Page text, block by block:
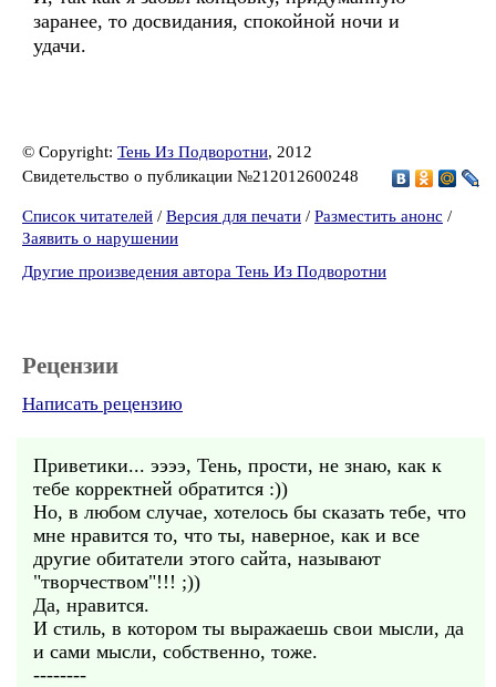
заранее, то досвидания, спокойной ночи и
удачи.
© Copyright: Тень Из Подворотни, 2012
Свидетельство о публикации №212012600248
Список читателей / Версия для печати / Разместить анонс /
Заявить о нарушении
Другие произведения автора Тень Из Подворотни
Рецензии
Написать рецензию
Приветики... ээээ, Тень, прости, не знаю, как к
тебе корректней обратится :))
Но, в любом случае, хотелось бы сказать тебе, что
мне нравится то, что ты, наверное, как и все
другие обитатели этого сайта, называют
"творчеством"!!! ;))
Да, нравится.
И стиль, в котором ты выражаешь свои мысли, да
и сами мысли, собственно, тоже.
--------